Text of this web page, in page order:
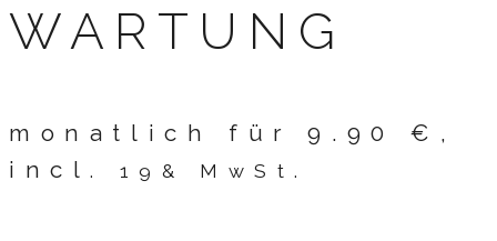
WARTUNG
monatlich für 9.90 €,
incl. 19& MwSt.